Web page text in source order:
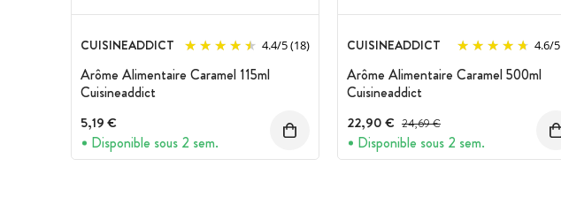
CUISINEADDICT 4.4/5(18)
Arôme Alimentaire Caramel 115ml
Cuisineaddict
5,19 €
Disponible sous 2 sem.
CUISINEADDICT 4.6/5
Arôme Alimentaire Caramel 500ml
Cuisineaddict
22,90 € Prix avant réduction :
24,69 €
Disponible sous 2 sem.